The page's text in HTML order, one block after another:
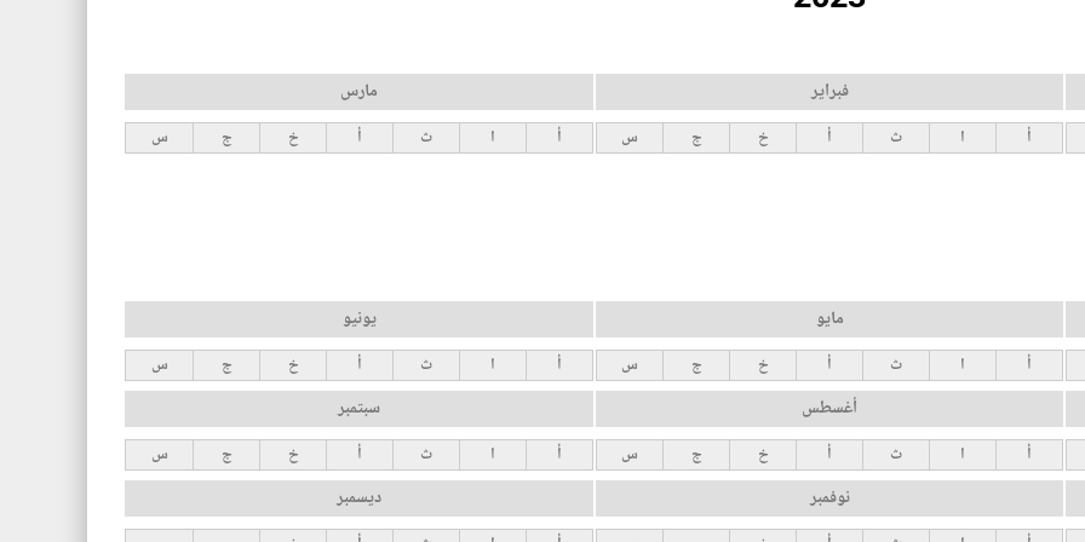
فبراير
أ ا ث أ خ ج س
مارس
أ ا ث أ خ ج س
مايو
أ ا ث أ خ ج س
يونيو
أ ا ث أ خ ج س
أغسطس
أ ا ث أ خ ج س
سبتمبر
أ ا ث أ خ ج س
نوفمبر ديسمبر